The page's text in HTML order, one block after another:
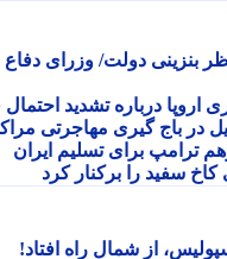
دولت/ وزرای دفاع و
درباره تشدید احتمال
باج گیری مهاجرتی مراکش
برای تسلیم ایران
را برکنار کرد
از شمال راه افتاد!